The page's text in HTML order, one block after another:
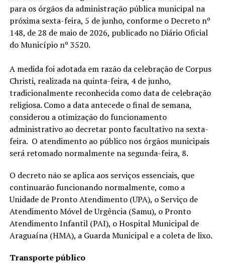
para os órgãos da administração pública municipal na
próxima sexta-feira, 5 de junho, conforme o Decreto nº
148, de 28 de maio de 2026, publicado no Diário Oficial
do Município nº 3520.
A medida foi adotada em razão da celebração de Corpus
Christi, realizada na quinta-feira, 4 de junho,
tradicionalmente reconhecida como data de celebração
religiosa. Como a data antecede o final de semana,
considerou a otimização do funcionamento
administrativo ao decretar ponto facultativo na sexta-
feira. O atendimento ao público nos órgãos municipais
será retomado normalmente na segunda-feira, 8.
O decreto não se aplica aos serviços essenciais, que
continuarão funcionando normalmente, como a
Unidade de Pronto Atendimento (UPA), o Serviço de
Atendimento Móvel de Urgência (Samu), o Pronto
Atendimento Infantil (PAI), o Hospital Municipal de
Araguaína (HMA), a Guarda Municipal e a coleta de lixo.
Transporte público